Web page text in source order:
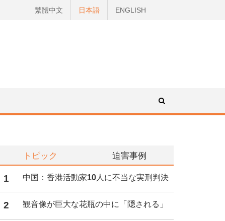
繁體中文 日本語 ENGLISH
トピック 迫害事例
1 中国：香港活動家10人に不当な実刑判決
2 観音像が巨大な花瓶の中に「隠される」